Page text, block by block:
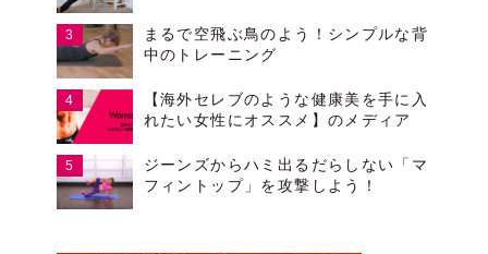
まるで空飛ぶ鳥のよう！シンプルな背
中のトレーニング
【海外セレブのような健康美を手に入
れたい女性にオススメ】のメディア
ジーンズからハミ出るだらしない「マ
フィントップ」を攻撃しよう！